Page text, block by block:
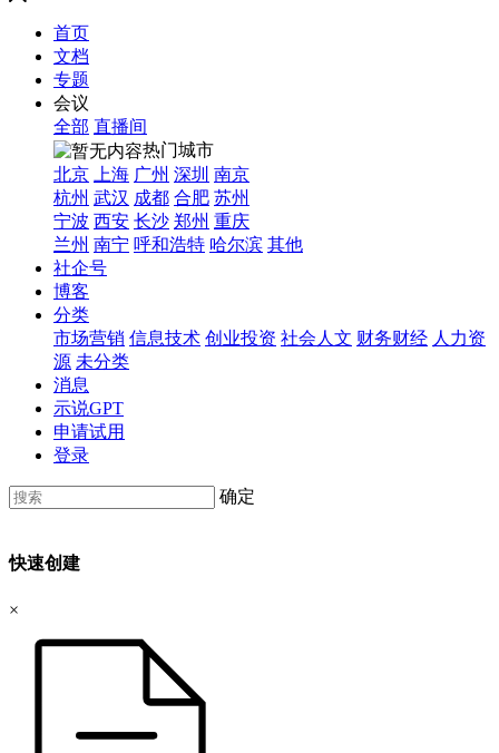
首页
文档
专题
会议
全部 直播间
热门城市
北京
上海 广州 深圳 南京
杭州 武汉 成都 合肥 苏州
宁波 西安 长沙 郑州 重庆
兰州 南宁 呼和浩特 哈尔滨 其他
社企号
博客
分类
市场营销 信息技术 创业投资 社会人文 财务财经 人力资
源 未分类
消息
示说GPT
申请试用
登录
确定
快速创建
×